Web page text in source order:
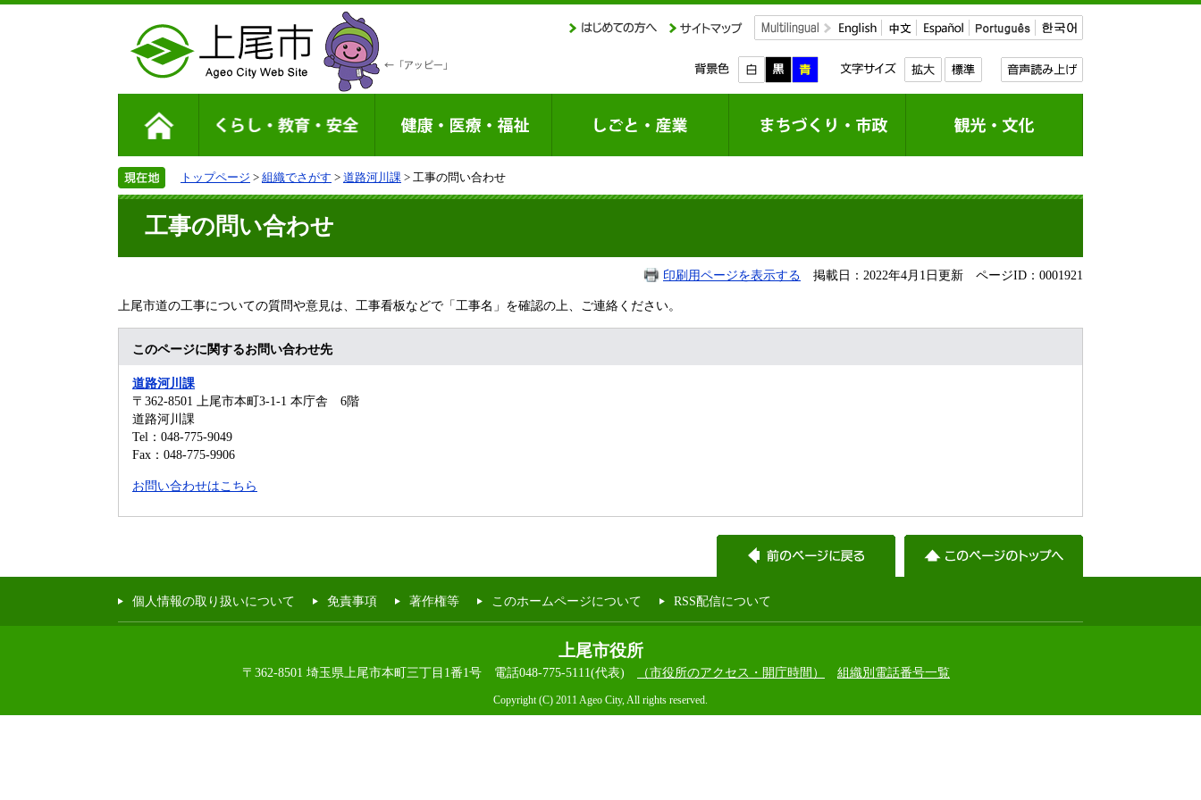
トップページ > 組織でさがす > 道路河川課 > 工事の問い合わせ
工事の問い合わせ
印刷用ページを表示する 掲載日：2022年4月1日更新 ページID：0001921
上尾市道の工事についての質問や意見は、工事看板などで「工事名」を確認の上、ご連絡ください。
このページに関するお問い合わせ先
道路河川課
〒362-8501 上尾市本町3-1-1 本庁舎 6階
道路河川課
Tel：048-775-9049
Fax：048-775-9906
お問い合わせはこちら
個人情報の取り扱いについて 免責事項 著作権等 このホームページについて RSS配信について
上尾市役所
〒362-8501 埼玉県上尾市本町三丁目1番1号 電話048-775-5111(代表) （市役所のアクセス・開庁時間） 組織別電話番号一覧
Copyright (C) 2011 Ageo City, All rights reserved.